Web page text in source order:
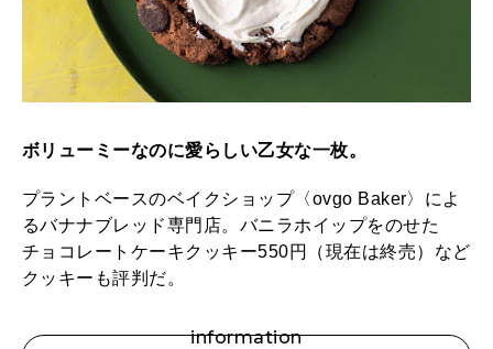
ボリューミーなのに愛らしい乙女な一枚。
プラントベースのベイクショップ〈ovgo Baker〉によ
るバナナブレッド専門店。バニラホイップをのせた
チョコレートケーキクッキー550円（現在は終売）など
クッキーも評判だ。
information